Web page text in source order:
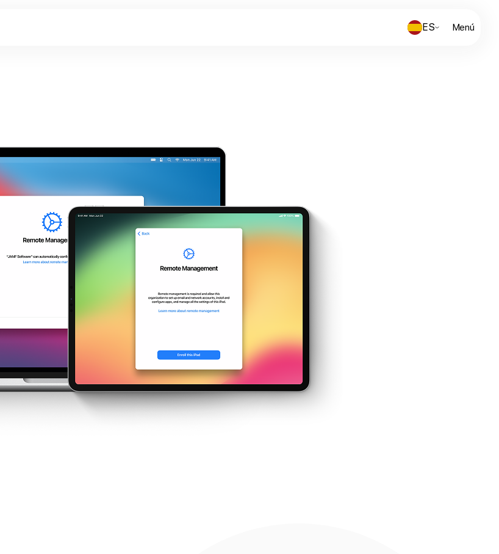
ES Menú